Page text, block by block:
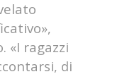
«I ragazzi
di